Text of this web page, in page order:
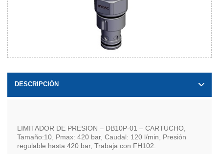
DESCRIPCIÓN
LIMITADOR DE PRESION – DB10P-01 – CARTUCHO,
Tamaño:10, Pmax: 420 bar, Caudal: 120 l/min, Presión
regulable hasta 420 bar, Trabaja con FH102.